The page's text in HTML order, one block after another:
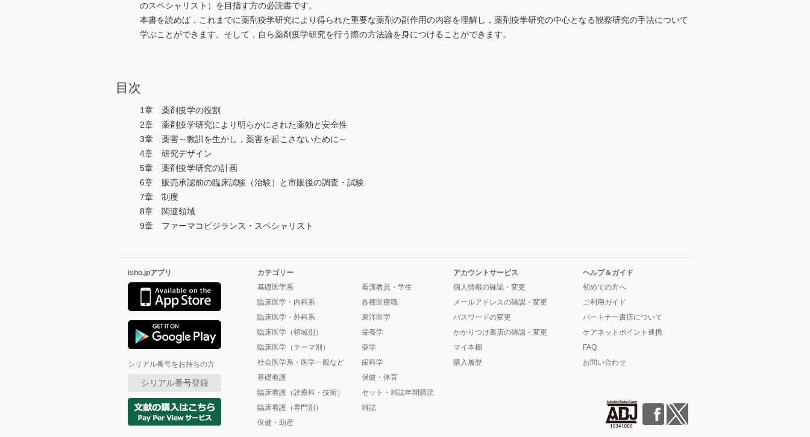
のスペシャリスト）を目指す方の必読書です。
本書を読めば，これまでに薬剤疫学研究により得られた重要な薬剤の副作用の内容を理解し，薬剤疫学研究の中心となる観察研究の手法について
学ぶことができます。そして，自ら薬剤疫学研究を行う際の方法論を身につけることができます。
目次
1章 薬剤疫学の役割
2章 薬剤疫学研究により明らかにされた薬効と安全性
3章 薬害～教訓を生かし，薬害を起こさないために～
4章 研究デザイン
5章 薬剤疫学研究の計画
6章 販売承認前の臨床試験（治験）と市販後の調査・試験
7章 制度
8章 関連領域
9章 ファーマコビジランス・スペシャリスト
isho.jpアプリ
シリアル番号をお持ちの方
シリアル番号登録
カテゴリー
基礎医学系
臨床医学・内科系
臨床医学・外科系
臨床医学（領域別）
臨床医学（テーマ別）
社会医学系・医学一般など
基礎看護
臨床看護（診療科・技術）
臨床看護（専門別）
保健・助産
看護教員・学生
各種医療職
東洋医学
栄養学
薬学
歯科学
保健・体育
セット・雑誌年間購読
雑誌
アカウントサービス
個人情報の確認・変更
メールアドレスの確認・変更
パスワードの変更
かかりつけ書店の確認・変更
マイ本棚
購入履歴
ヘルプ＆ガイド
初めての方へ
ご利用ガイド
パートナー書店について
ケアネットポイント連携
FAQ
お問い合わせ